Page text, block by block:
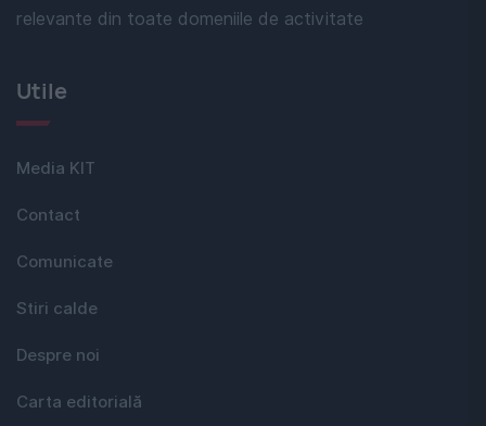
relevante din toate domeniile de activitate
Utile
Media KIT
Contact
Comunicate
Stiri calde
Despre noi
Carta editorială